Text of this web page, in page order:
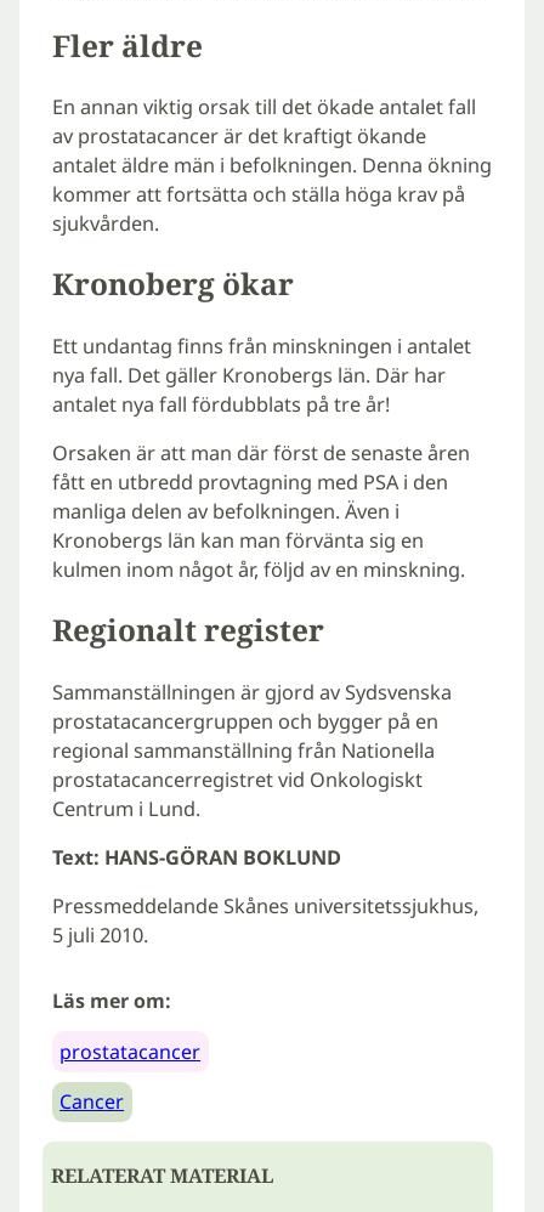
Fler äldre
En annan viktig orsak till det ökade antalet fall
av prostatacancer är det kraftigt ökande
antalet äldre män i befolkningen. Denna ökning
kommer att fortsätta och ställa höga krav på
sjukvården.
Kronoberg ökar
Ett undantag finns från minskningen i antalet
nya fall. Det gäller Kronobergs län. Där har
antalet nya fall fördubblats på tre år!
Orsaken är att man där först de senaste åren
fått en utbredd provtagning med PSA i den
manliga delen av befolkningen. Även i
Kronobergs län kan man förvänta sig en
kulmen inom något år, följd av en minskning.
Regionalt register
Sammanställningen är gjord av Sydsvenska
prostatacancergruppen och bygger på en
regional sammanställning från Nationella
prostatacancerregistret vid Onkologiskt
Centrum i Lund.
Text: HANS-GÖRAN BOKLUND
Pressmeddelande Skånes universitetssjukhus,
5 juli 2010.
Läs mer om:
prostatacancer
Cancer
RELATERAT MATERIAL